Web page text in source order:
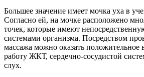
Большее значение имеет мочка уха в
Согласно ей, на мочке расположено
точек, которые имеют
системами организма. Посредством
массажа можно оказать положительное
работу ЖКТ, сердечно-сосудистой
слух.